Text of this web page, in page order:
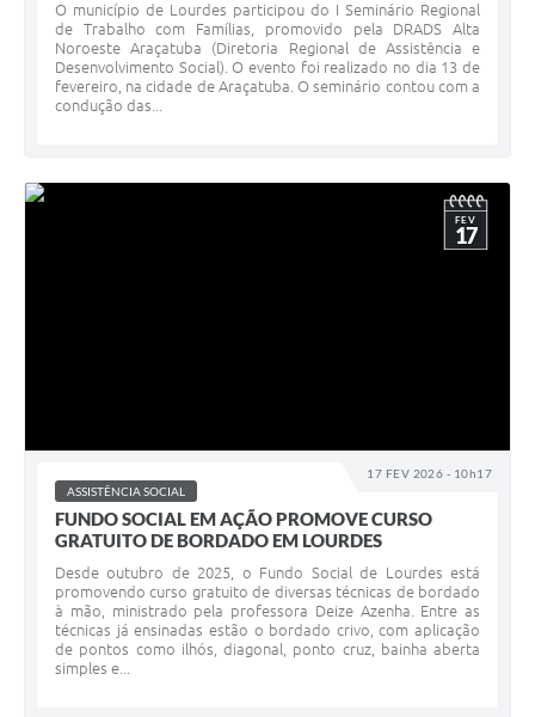
O município de Lourdes participou do I Seminário Regional
de Trabalho com Famílias, promovido pela DRADS Alta
Noroeste Araçatuba (Diretoria Regional de Assistência e
Desenvolvimento Social). O evento foi realizado no dia 13 de
fevereiro, na cidade de Araçatuba. O seminário contou com a
condução das...
17 FEV 2026 - 10h17
FEV
17
ASSISTÊNCIA SOCIAL
FUNDO SOCIAL EM AÇÃO PROMOVE CURSO
GRATUITO DE BORDADO EM LOURDES
Desde outubro de 2025, o Fundo Social de Lourdes está
promovendo curso gratuito de diversas técnicas de bordado
à mão, ministrado pela professora Deize Azenha. Entre as
técnicas já ensinadas estão o bordado crivo, com aplicação
de pontos como ilhós, diagonal, ponto cruz, bainha aberta
simples e...